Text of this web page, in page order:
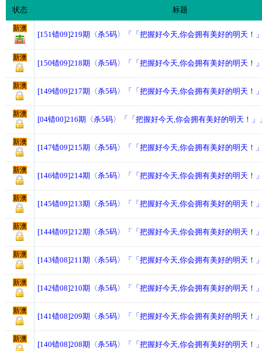
状态 标题
新澳
[151错09]219期〈杀5码〉「「把握好今天,你会拥有美好的明天！
新澳
[150错09]218期〈杀5码〉「「把握好今天,你会拥有美好的明天！
新澳
[149错09]217期〈杀5码〉「「把握好今天,你会拥有美好的明天！
新澳
[04错00]216期〈杀5码〉「「把握好今天,你会拥有美好的明天！」
新澳
[147错09]215期〈杀5码〉「「把握好今天,你会拥有美好的明天！
新澳
[146错09]214期〈杀5码〉「「把握好今天,你会拥有美好的明天！
新澳
[145错09]213期〈杀5码〉「「把握好今天,你会拥有美好的明天！
新澳
[144错09]212期〈杀5码〉「「把握好今天,你会拥有美好的明天！
新澳
[143错08]211期〈杀5码〉「「把握好今天,你会拥有美好的明天！
新澳
[142错08]210期〈杀5码〉「「把握好今天,你会拥有美好的明天！
新澳
[141错08]209期〈杀5码〉「「把握好今天,你会拥有美好的明天！
新澳
[140错08]208期〈杀5码〉「「把握好今天,你会拥有美好的明天！